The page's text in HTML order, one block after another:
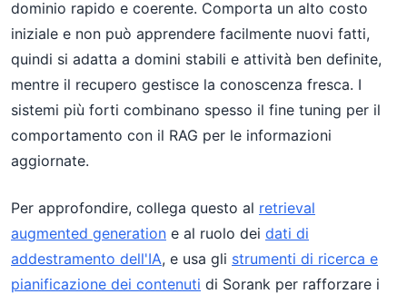
dominio rapido e coerente. Comporta un alto costo
iniziale e non può apprendere facilmente nuovi fatti,
quindi si adatta a domini stabili e attività ben definite,
mentre il recupero gestisce la conoscenza fresca. I
sistemi più forti combinano spesso il fine tuning per il
comportamento con il RAG per le informazioni
aggiornate.
Per approfondire, collega questo al retrieval
augmented generation e al ruolo dei dati di
addestramento dell'IA, e usa gli strumenti di ricerca e
pianificazione dei contenuti di Sorank per rafforzare i